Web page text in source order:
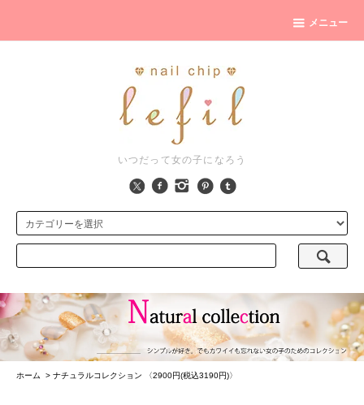
メニュー
いつだって女の子になろう
ホーム > ナチュラルコレクション 〈2900円(税込3190円)〉